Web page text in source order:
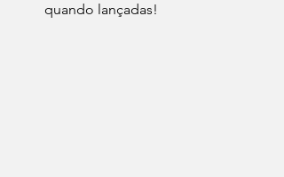
quando lançadas!